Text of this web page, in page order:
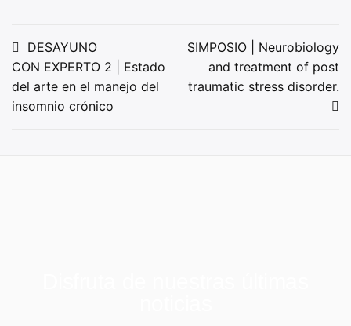
DESAYUNO
CON EXPERTO 2 | Estado
del arte en el manejo del
insomnio crónico
SIMPOSIO | Neurobiology
and treatment of post
traumatic stress disorder.